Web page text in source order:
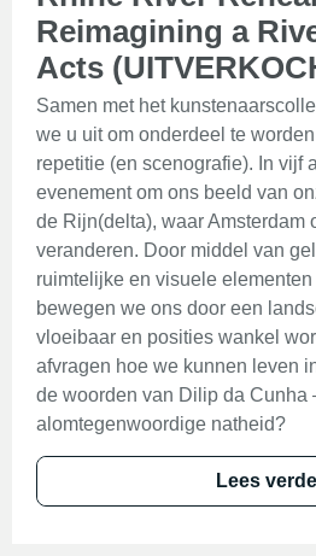
Reimagining a
Acts
Samen met het
we u uit om onderdeel te
repetitie (en scenografie). In vijf
evenement om ons beeld van
de Rijn(delta), waar Amsterdam
veranderen. Door middel van
ruimtelijke en visuele
bewegen we ons door een
vloeibaar en posities wankel
afvragen hoe we kunnen leven
de woorden van Dilip da
alomtegenwoordige natheid?
Lees